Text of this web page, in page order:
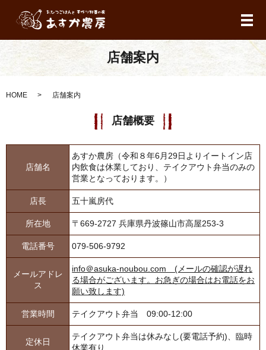
メ
店舗案内
HOME 店舗案内
店舗概要
店舗名
あすか農房（令和８年6月29日よりイートイン店
内飲食は休業しており、テイクアウト弁当のみの
営業となっております。）
店長 五十嵐房代
所在地 〒669-2727 兵庫県丹波篠山市高屋253-3
電話番号 079-506-9792
メールアドレ
ス
info＠​asuka-noubou.com (メールの確認が遅れ
る場合がございます。お急ぎの場合はお電話をお
願い致します)
営業時間 テイクアウト弁当 09:00-12:00
定休日
テイクアウト弁当は休みなし(要電話予約)、臨時
休業有り